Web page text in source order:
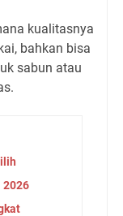
kualitasnya
bahkan bisa
sabun atau
2026